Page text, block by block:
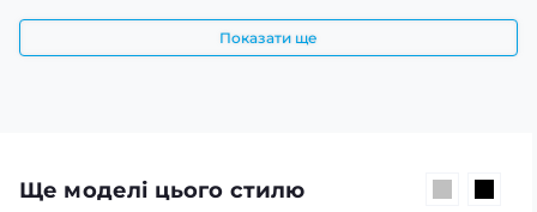
Показати ще
Ще моделі цього стилю